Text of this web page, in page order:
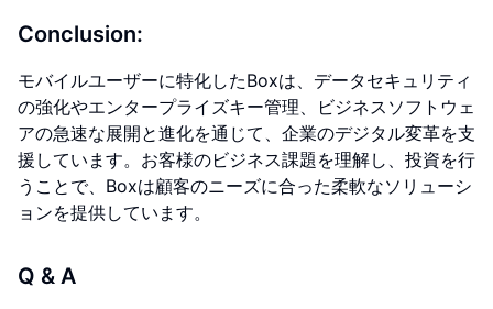
Conclusion:
モバイルユーザーに特化したBoxは、データセキュリティ
の強化やエンタープライズキー管理、ビジネスソフトウェ
アの急速な展開と進化を通じて、企業のデジタル変革を支
援しています。お客様のビジネス課題を理解し、投資を行
うことで、Boxは顧客のニーズに合った柔軟なソリューシ
ョンを提供しています。
Q & A